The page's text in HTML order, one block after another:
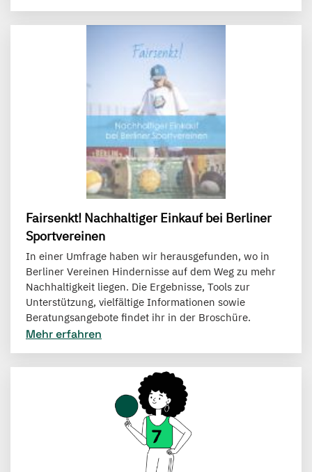
Fairsenkt! Nachhaltiger Einkauf bei Berliner
Sportvereinen
In einer Umfrage haben wir herausgefunden, wo in
Berliner Vereinen Hindernisse auf dem Weg zu mehr
Nachhaltigkeit liegen. Die Ergebnisse, Tools zur
Unterstützung, vielfältige Informationen sowie
Beratungsangebote findet ihr in der Broschüre.
Mehr erfahren